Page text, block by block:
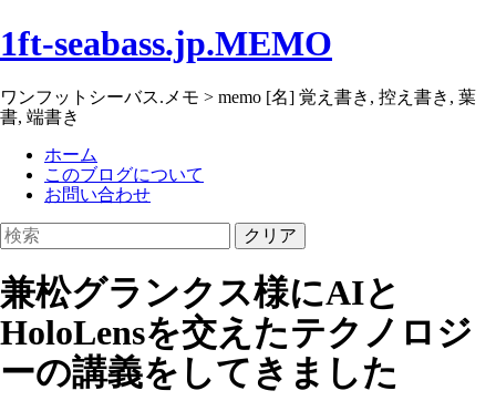
1ft-seabass.jp.MEMO
ワンフットシーバス.メモ > memo [名] 覚え書き, 控え書き, 葉
書, 端書き
ホーム
このブログについて
お問い合わせ
クリア
兼松グランクス様にAIと
HoloLensを交えたテクノロジ
ーの講義をしてきました